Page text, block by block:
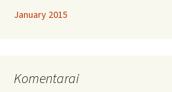
January 2015
Komentarai